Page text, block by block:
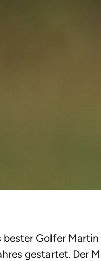
bester Golfer
gestartet. Der